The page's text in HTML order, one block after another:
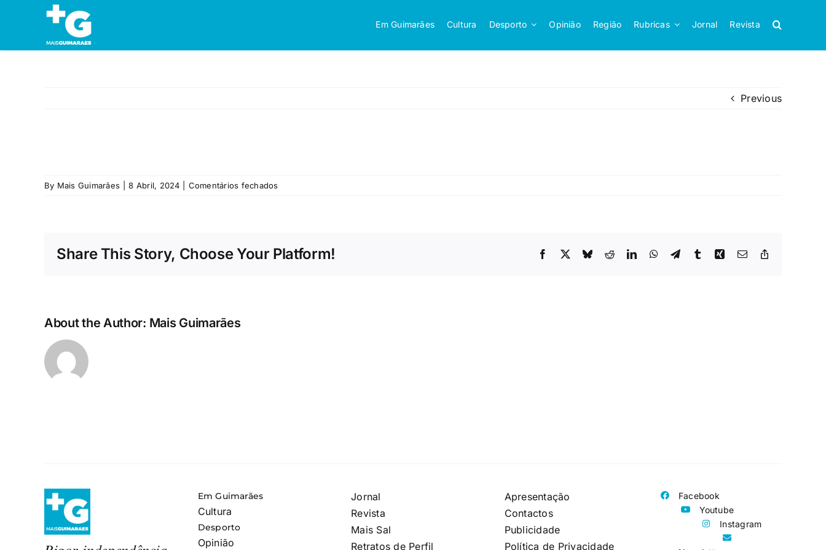
Em Guimarães Cultura Desporto Opinião Região Rubricas Jornal Revista
Previous
By Mais Guimarães 8 Abril, 2024 Comentários fechadosem
Share This Story, Choose Your Platform! Facebook
X BlueskyRedditLinkedInWhatsApp
TelegramTumblrXing Email
About the Author: Mais Guimarães
Em Guimarães
Cultura
Desporto
Opinião
Jornal
Revista
Mais Sal
Retratos de Perfil
Apresentação
Contactos
Publicidade
Política de Privacidade
Facebook
Youtube
Instagram